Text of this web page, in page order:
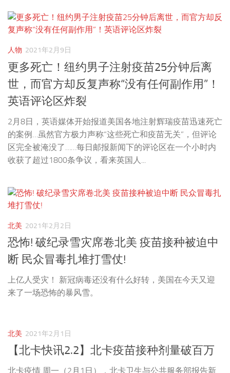
人物 2021年2月9日
更多死亡！纽约男子注射疫苗25分钟后离
世，而官方却反复声称“没有任何副作用”！
英语评论区炸裂
2月8日，英语媒体开始报道美国各地注射辉瑞疫苗迅速死亡
的案例…虽然官方极力声称“这些死亡和疫苗无关”，但评论
区完全被淹没了……每日邮报新闻下的评论区在一个小时内
收获了超过1800条争议，看来英国人...
北美 2021年2月2日
恐怖! 破纪录雪灾席卷北美 疫苗接种被迫中
断 民众冒毒扎堆打雪仗!
上亿人受灾！ 新冠病毒还没有什么好转，美国在今天又迎
来了一场恐怖的暴风雪。
北美 2021年2月1日
【北卡快讯2.2】北卡疫苗接种剂量破百万
北卡疫情 周一（2月1日），北卡卫生与公共服务部报告新